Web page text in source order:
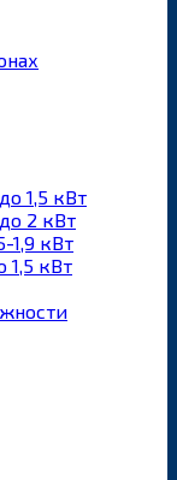
1,5 кВт
2 кВт
1,9 кВт
1,5 кВт